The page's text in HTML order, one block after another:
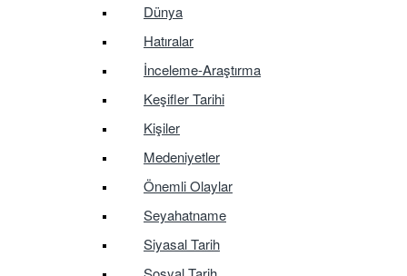
Dünya
Hatıralar
İnceleme-Araştırma
Keşifler Tarihi
Kişiler
Medeniyetler
Önemli Olaylar
Seyahatname
Siyasal Tarih